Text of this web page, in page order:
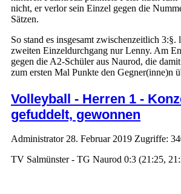
nicht, er verlor sein Einzel gegen die
Sätzen.
So stand es insgesamt zwischenzeitlich 3:§.
zweiten Einzeldurchgang nur Lenny. Am
gegen die A2-Schüler aus Naurod, die
zum ersten Mal Punkte den Gegner(inne)n
Volleyball - Herren 1 -
gefuddelt, gewonnen
Administrator 28. Februar 2019 Zugriffe:
TV Salmünster - TG Naurod 0:3 (21:25,